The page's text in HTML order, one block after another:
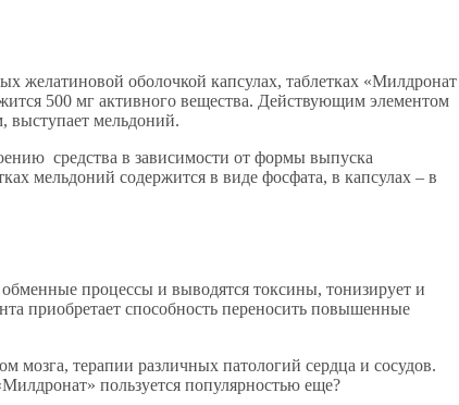
желатиновой оболочкой капсулах, таблетках «Милдронат
500 мг активного вещества. Действующим элементом
выступает мельдоний.
средства в зависимости от формы выпуска
мельдоний содержится в виде фосфата, в капсулах – в
процессы и выводятся токсины, тонизирует и
приобретает способность переносить повышенные
мозга, терапии различных патологий сердца и сосудов.
пользуется популярностью еще?